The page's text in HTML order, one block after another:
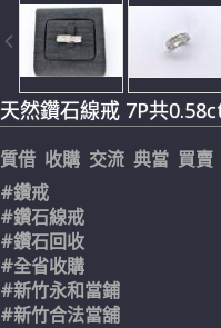
天然鑽石線戒 7P共
質借 收購 交流 典當 買賣
#鑽戒
#鑽石線戒
#鑽石回收
#全省收購
#新竹永和當鋪
#新竹合法當舖